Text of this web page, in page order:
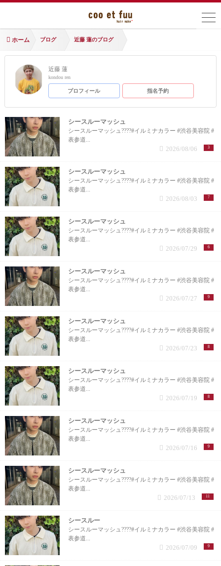
ホーム ブログ 近藤 蓮のブログ
近藤 蓮
kondou ren
プロフィール 指名予約
シースルーマッシュ
シースルーマッシュ????#イルミナカラー #渋谷美容院 #
表参道...
3
2026/08/06
シースルーマッシュ
シースルーマッシュ????#イルミナカラー #渋谷美容院 #
表参道...
7
2026/08/03
シースルーマッシュ
シースルーマッシュ????#イルミナカラー #渋谷美容院 #
表参道...
6
2026/07/29
シースルーマッシュ
シースルーマッシュ????#イルミナカラー #渋谷美容院 #
表参道...
9
2026/07/27
シースルーマッシュ
シースルーマッシュ????#イルミナカラー #渋谷美容院 #
表参道...
8
2026/07/23
シースルーマッシュ
シースルーマッシュ????#イルミナカラー #渋谷美容院 #
表参道...
8
2026/07/19
シースルーマッシュ
シースルーマッシュ????#イルミナカラー #渋谷美容院 #
表参道...
9
2026/07/16
シースルーマッシュ
シースルーマッシュ????#イルミナカラー #渋谷美容院 #
表参道...
11
2026/07/13
シースルー
シースルーマッシュ????#イルミナカラー #渋谷美容院 #
表参道...
9
2026/07/09